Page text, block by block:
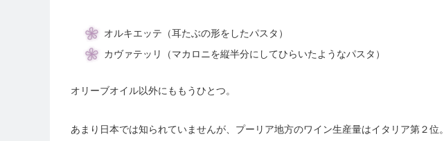
オルキエッテ（耳たぶの形をしたパスタ）
カヴァテッリ（マカロニを縦半分にしてひらいたようなパスタ）
オリーブオイル以外にももうひとつ。
あまり日本では知られていませんが、プーリア地方のワイン生産量はイタリア第２位。